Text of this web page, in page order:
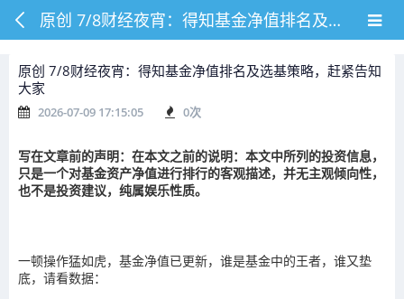
原创 7/8财经夜宵：得知基金净值排名及选基策略，赶紧告知大家
原创 7/8财经夜宵：得知基金净值排名及选基策略，赶紧告知
大家
2026-07-09 17:15:05 0次
写在文章前的声明：在本文之前的说明：本文中所列的投资信息，
只是一个对基金资产净值进行排行的客观描述，并无主观倾向性，
也不是投资建议，纯属娱乐性质。
一顿操作猛如虎，基金净值已更新，谁是基金中的王者，谁又垫
底，请看数据：